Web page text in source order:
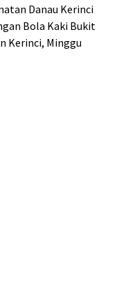
Danau Kerinci
Bola Kaki Bukit
Kerinci, Minggu